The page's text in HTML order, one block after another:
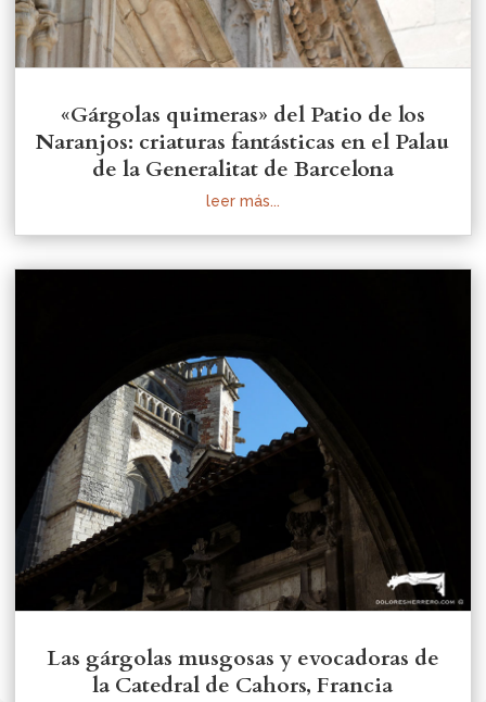
«Gárgolas quimeras» del Patio de los
Naranjos: criaturas fantásticas en el Palau
de la Generalitat de Barcelona
leer más...
Las gárgolas musgosas y evocadoras de
la Catedral de Cahors, Francia